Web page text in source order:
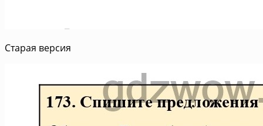
Старая версия